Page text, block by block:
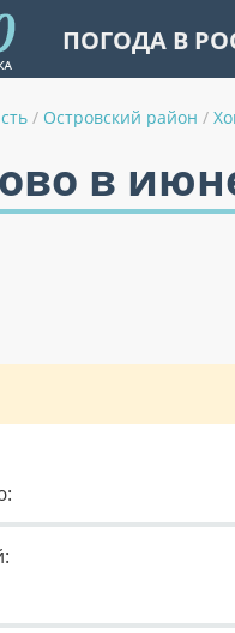
ПОГОДА В
/ Островский район /
в